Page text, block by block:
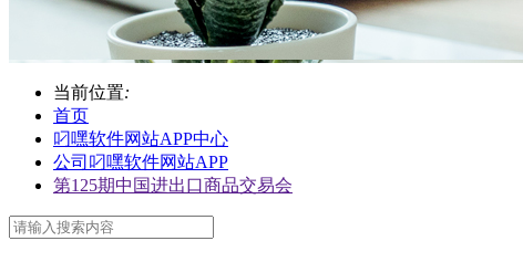
当前位置:
首页
叼嘿软件网站APP中心
公司叼嘿软件网站APP
第125期中国进出口商品交易会